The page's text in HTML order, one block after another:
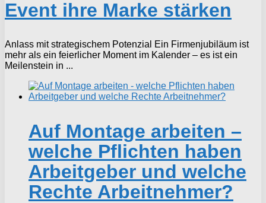
Event ihre Marke stärken
Anlass mit strategischem Potenzial Ein Firmenjubiläum ist
mehr als ein feierlicher Moment im Kalender – es ist ein
Meilenstein in ...
Auf Montage arbeiten –
welche Pflichten haben
Arbeitgeber und welche
Rechte Arbeitnehmer?